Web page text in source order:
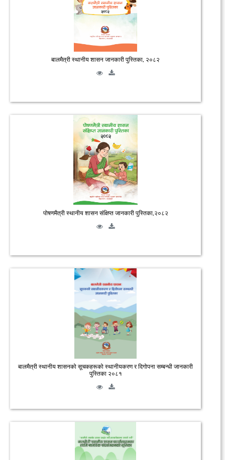
बालमैत्री स्थानीय शासन जानकारी पुस्तिका, २०८२
पोषणमैत्री स्थानीय शासन संक्षिप्त जानकारी पुस्तिका,२०८२
बालमैत्री स्थानीय शासनको सूचकहरूको स्थानीयकरण र दिगोपना सम्बन्धी जानकारी
पुस्तिका २०८१